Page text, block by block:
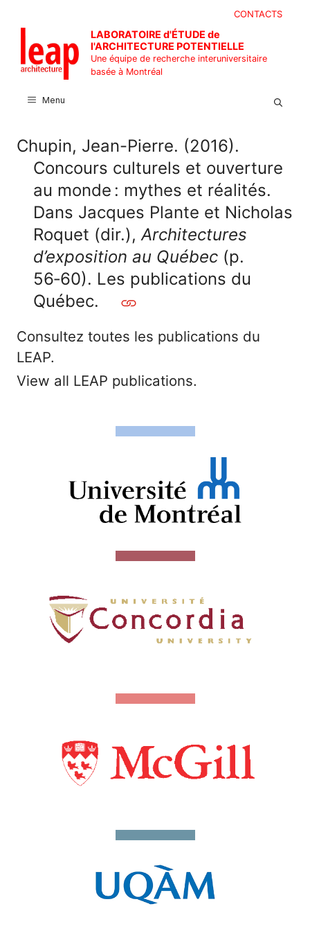
contenu
CONTACTS
LABORATOIRE d'ÉTUDE de
l'ARCHITECTURE POTENTIELLE
Une équipe de recherche interuniversitaire
basée à Montréal
Menu
Chupin, Jean-Pierre. (2016).
Concours culturels et ouverture
au monde : mythes et réalités.
Dans Jacques Plante et Nicholas
Roquet (dir.), Architectures
d’exposition au Québec (p.
56‑60). Les publications du
Québec.
Consultez toutes les publications du
LEAP.
View all LEAP publications.